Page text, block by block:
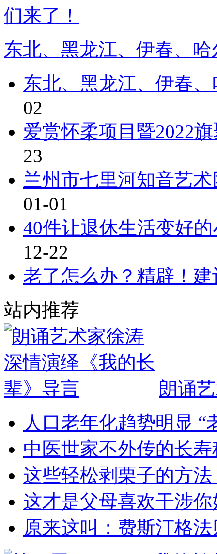
东北、黑龙江、伊春、
东北、黑龙江、伊春
02
爱赏怀柔项目暨2022
23
兰州市七里河知音艺
01-01
40件让退休生活变好
12-22
老了怎么办？精辟！
站内推荐
朗诵
人口老年化趋势明显 “
中医世家不外传的长寿
这些轻松剥栗子的方
这才是父母喜欢干涉
原来这叫：费斯汀格